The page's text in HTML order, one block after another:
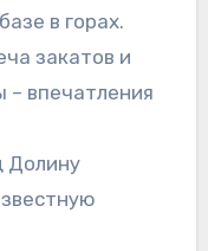
в горах.
закатов и
– впечатления
Долину